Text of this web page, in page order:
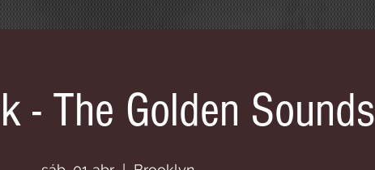
- The Golden Sounds